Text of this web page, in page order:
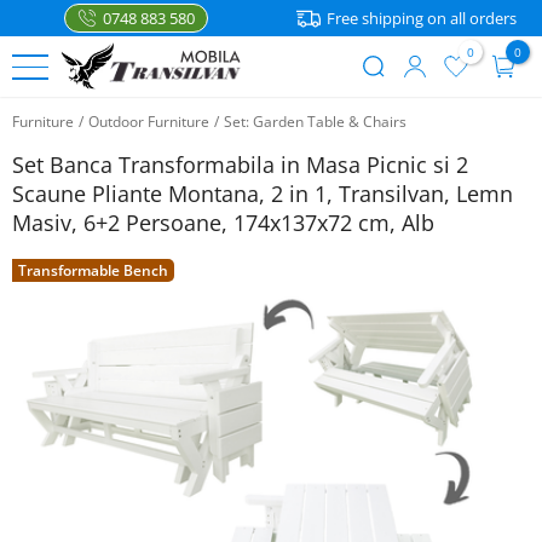
to
main
content
0748 883 580 Free shipping on all orders
account
menu
0 0
Furniture / Outdoor Furniture / Set: Garden Table & Chairs
Set Banca Transformabila in Masa Picnic si 2
Scaune Pliante Montana, 2 in 1, Transilvan, Lemn
Masiv, 6+2 Persoane, 174x137x72 cm, Alb
Transformable Bench
BEDS
Single
Beds
Double
Beds
Kids
Beds
FURNITURE
Chairs
Corner
ACCESSORIES
Home
Mattresses
prin telefon
0748
883 580